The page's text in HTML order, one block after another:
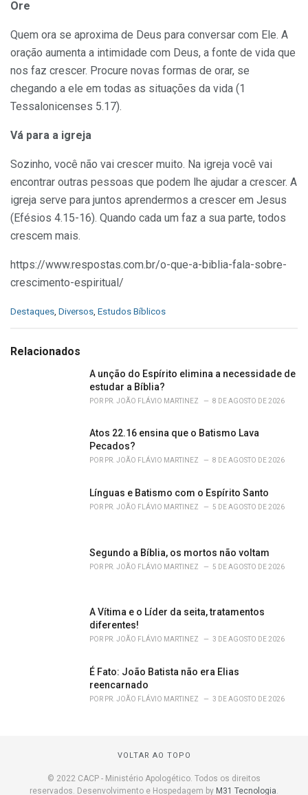
Ore
Quem ora se aproxima de Deus para conversar com Ele. A
oração aumenta a intimidade com Deus, a fonte de vida que
nos faz crescer. Procure novas formas de orar, se
chegando a ele em todas as situações da vida (1
Tessalonicenses 5.17).
Vá para a igreja
Sozinho, você não vai crescer muito. Na igreja você vai
encontrar outras pessoas que podem lhe ajudar a crescer. A
igreja serve para juntos aprendermos a crescer em Jesus
(Efésios 4.15-16). Quando cada um faz a sua parte, todos
crescem mais.
https://www.respostas.com.br/o-que-a-biblia-fala-sobre-
crescimento-espiritual/
C
e
Destaques, Diversos, Estudos Bíblicos
Relacionados
A unção do Espírito elimina a necessidade de
estudar a Bíblia?
POR PR. JOÃO FLÁVIO MARTINEZ 8 DE AGOSTO DE 2026
Atos 22.16 ensina que o Batismo Lava
Pecados?
POR PR. JOÃO FLÁVIO MARTINEZ 8 DE AGOSTO DE 2026
Línguas e Batismo com o Espírito Santo
POR PR. JOÃO FLÁVIO MARTINEZ 5 DE AGOSTO DE 2026
Segundo a Bíblia, os mortos não voltam
POR PR. JOÃO FLÁVIO MARTINEZ 5 DE AGOSTO DE 2026
A Vítima e o Líder da seita, tratamentos
diferentes!
POR PR. JOÃO FLÁVIO MARTINEZ 3 DE AGOSTO DE 2026
É Fato: João Batista não era Elias
reencarnado
POR PR. JOÃO FLÁVIO MARTINEZ 3 DE AGOSTO DE 2026
VOLTAR AO TOPO
© 2022 CACP - Ministério Apologético. Todos os direitos
reservados. Desenvolvimento e Hospedagem by M31 Tecnologia